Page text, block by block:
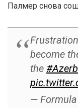
Палмер снова
become
the
— Formula